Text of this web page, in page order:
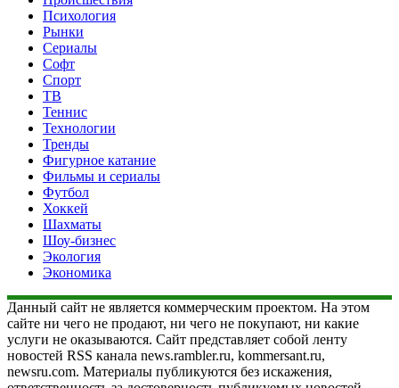
Психология
Рынки
Сериалы
Софт
Спорт
ТВ
Теннис
Технологии
Тренды
Фигурное катание
Фильмы и сериалы
Футбол
Хоккей
Шахматы
Шоу-бизнес
Экология
Экономика
Данный сайт не является коммерческим проектом. На этом
сайте ни чего не продают, ни чего не покупают, ни какие
услуги не оказываются. Сайт представляет собой ленту
новостей RSS канала news.rambler.ru, kommersant.ru,
newsru.com. Материалы публикуются без искажения,